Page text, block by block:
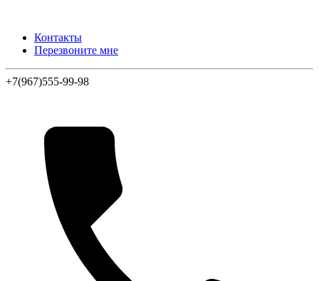
Контакты
Перезвоните мне
+7(967)555-99-98